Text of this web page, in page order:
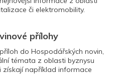
či elektromobility.
přílohy
do Hospodářských novin,
témata z oblasti byznysu
získají například informace